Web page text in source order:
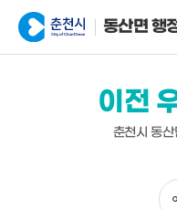
동산면 행
이전
춘천시 동